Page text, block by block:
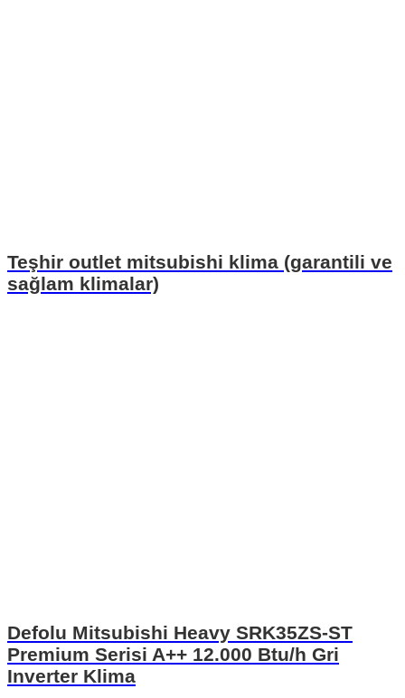
Teşhir outlet mitsubishi klima (garantili ve
sağlam klimalar)
Defolu Mitsubishi Heavy SRK35ZS-ST
Premium Serisi A++ 12.000 Btu/h Gri
Inverter Klima